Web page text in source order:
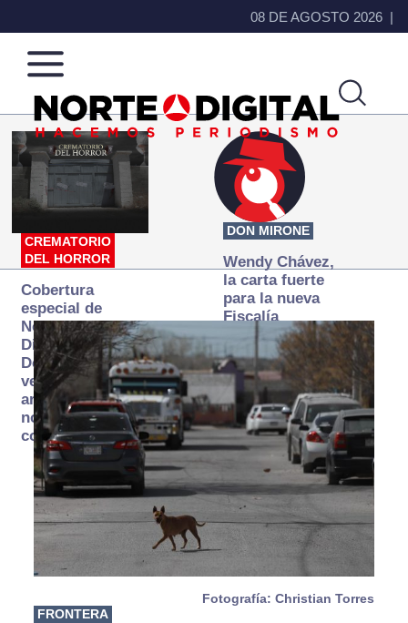
08 DE AGOSTO 2026
Norte
de
Ciudad
Más
que
noticias,
hacemos periodismo
CREMATORIO
DEL HORROR
Cobertura
especial de
Norte
Digital:
Donde la
verdad
arde… pero
no se
consume
DON MIRONE
Wendy Chávez,
la carta fuerte
para la nueva
Fiscalía
autónoma
Fotografía: Christian Torres
FRONTERA